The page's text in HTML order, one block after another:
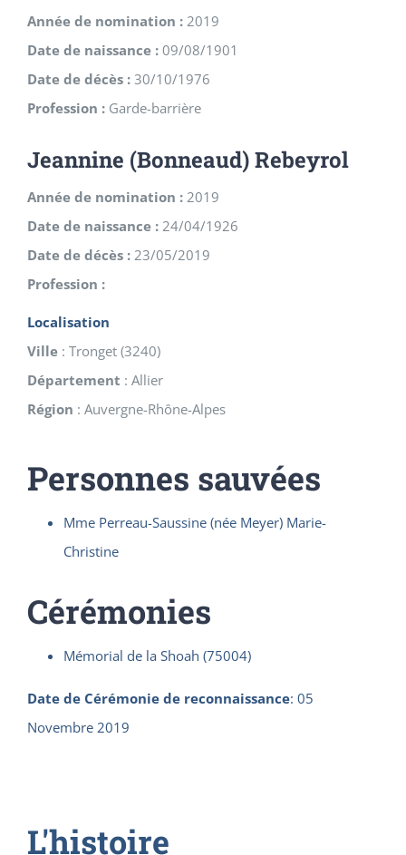
Année de nomination : 2019
Date de naissance : 09/08/1901
Date de décès : 30/10/1976
Profession : Garde-barrière
Jeannine (Bonneaud) Rebeyrol
Année de nomination : 2019
Date de naissance : 24/04/1926
Date de décès : 23/05/2019
Profession :
Localisation
Ville : Tronget (3240)
Département : Allier
Région : Auvergne-Rhône-Alpes
Personnes sauvées
Mme Perreau-Saussine (née Meyer) Marie-
Christine
Cérémonies
Mémorial de la Shoah (75004)
Date de Cérémonie de reconnaissance: 05
Novembre 2019
L'histoire